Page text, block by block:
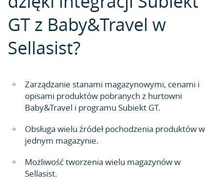
GT z Baby&Travel w
Sellasist?
Zarządzanie stanami magazynowymi, cenami i
opisami produktów pobranych z hurtowni
Baby&Travel i programu Subiekt GT.
Obsługa wielu źródeł pochodzenia produktów w
jednym magazynie.
Możliwość tworzenia wielu magazynów w
Sellasist.